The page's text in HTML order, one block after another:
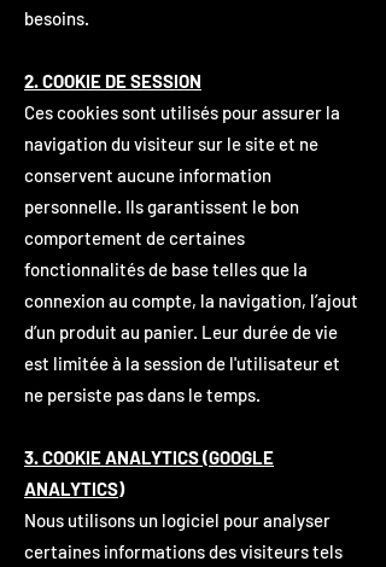
besoins.
2. COOKIE DE SESSION
Ces cookies sont utilisés pour assurer la
navigation du visiteur sur le site et ne
conservent aucune information
personnelle. Ils garantissent le bon
comportement de certaines
fonctionnalités de base telles que la
connexion au compte, la navigation, l’ajout
d’un produit au panier. Leur durée de vie
est limitée à la session de l'utilisateur et
ne persiste pas dans le temps.
3. COOKIE ANALYTICS (GOOGLE
ANALYTICS)
Nous utilisons un logiciel pour analyser
certaines informations des visiteurs tels